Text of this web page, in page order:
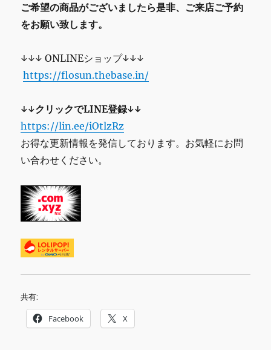
ご希望の商品がございましたら是非、ご来店ご予約
をお願い致します。
↓↓↓ ONLINEショップ↓↓↓
https://flosun.thebase.in/
↓↓クリックでLINE登録↓↓
https://lin.ee/iOtlzRz
お得な更新情報を発信しております。お気軽にお問
い合わせください。
共有:
Facebook X